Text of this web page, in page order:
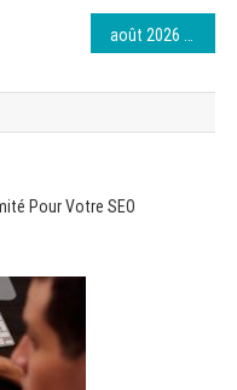
août 2026 – Découvrez la nouvelle URL de Wiflix
Pour Votre SEO